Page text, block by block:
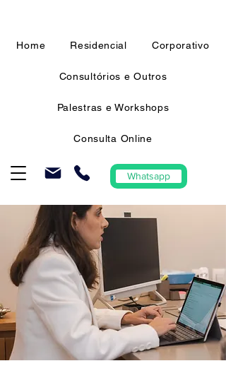
Home Residencial Corporativo
Consultórios e Outros
Palestras e Workshops
Consulta Online
Whatsapp